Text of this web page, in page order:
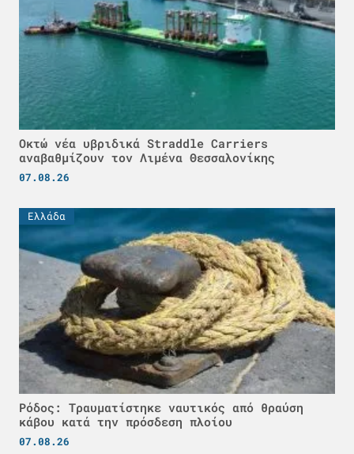
Οκτώ νέα υβριδικά Straddle Carriers
αναβαθμίζουν τον Λιμένα Θεσσαλονίκης
07.08.26
Ελλάδα
Ρόδος: Τραυματίστηκε ναυτικός από θραύση
κάβου κατά την πρόσδεση πλοίου
07.08.26